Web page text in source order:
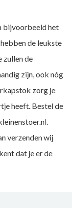
bijvoorbeeld het
de leukste
zullen de
zijn, ook nóg
zorg je
heeft. Bestel de
verzenden wij
dat je er de